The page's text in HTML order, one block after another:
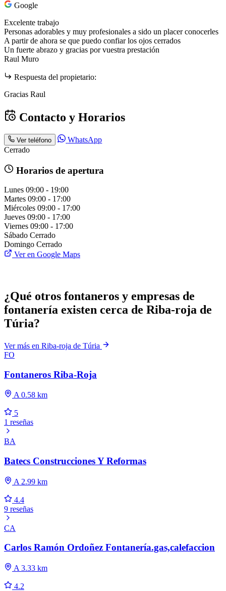
Google
Excelente trabajo
Personas adorables y muy profesionales a sido un placer conocerles
A partir de ahora se que puedo confiar los ojos cerrados
Un fuerte abrazo y gracias por vuestra prestación
Raul Muro
Respuesta del propietario:
Gracias Raul
Contacto y Horarios
Ver teléfono
WhatsApp
Cerrado
Horarios de apertura
Lunes 09:00 - 19:00
Martes 09:00 - 17:00
Miércoles 09:00 - 17:00
Jueves 09:00 - 17:00
Viernes 09:00 - 17:00
Sábado Cerrado
Domingo Cerrado
Ver en Google Maps
¿Qué otros fontaneros y empresas de
fontanería existen cerca de Riba-roja de
Túria?
Ver más en Riba-roja de Túria
FO
Fontaneros Riba-Roja
A 0.58 km
5
1 reseñas
BA
Batecs Construcciones Y Reformas
A 2.99 km
4.4
9 reseñas
CA
Carlos Ramón Ordoñez Fontanería.gas,calefaccion
A 3.33 km
4.2